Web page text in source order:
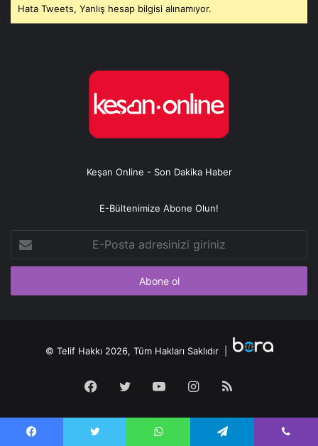
Hata Tweets, Yanlış hesap bilgisi alınamıyor.
Keşan Online - Son Dakika Haber
E-Bültenimize Abone Olun!
Posta
adresinizi
© Telif Hakkı 2026, Tüm Hakları Saklıdır |
Facebook
TwitterYouTubeInstagram
RSS